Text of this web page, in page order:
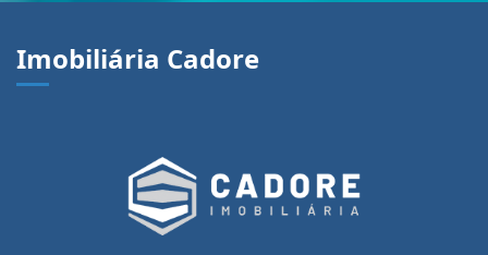
Imobiliária Cadore